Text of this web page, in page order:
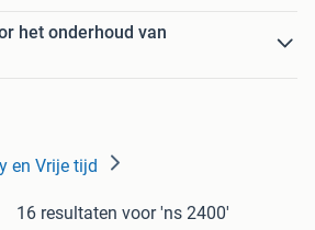
het onderhoud van
en Vrije tijd
16 resultaten voor 'ns 2400'